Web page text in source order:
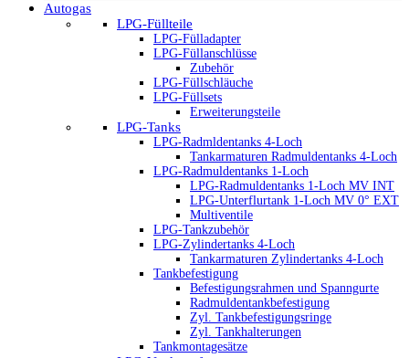
Autogas
LPG-Füllteile
LPG-Fülladapter
LPG-Füllanschlüsse
Zubehör
LPG-Füllschläuche
LPG-Füllsets
Erweiterungsteile
LPG-Tanks
LPG-Radmldentanks 4-Loch
Tankarmaturen Radmuldentanks 4-Loch
LPG-Radmuldentanks 1-Loch
LPG-Radmuldentanks 1-Loch MV INT
LPG-Unterflurtank 1-Loch MV 0° EXT
Multiventile
LPG-Tankzubehör
LPG-Zylindertanks 4-Loch
Tankarmaturen Zylindertanks 4-Loch
Tankbefestigung
Befestigungsrahmen und Spanngurte
Radmuldentankbefestigung
Zyl. Tankbefestigungsringe
Zyl. Tankhalterungen
Tankmontagesätze